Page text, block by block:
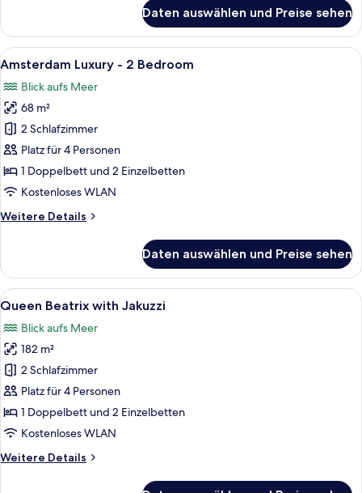
House
Dublex
Daten auswählen und Preise sehen
Alle
Fotos
für
Amsterdam
Luxury
-
2
Bedroom
Amsterdam Luxury - 2 Bedroom |
11
Amsterdam Luxury - 2 Bedroom
Blick aufs Meer
68 m²
2 Schlafzimmer
Platz für 4 Personen
1 Doppelbett und 2 Einzelbetten
Kostenloses WLAN
Weitere Details
Weitere
Luxury
2
Daten auswählen und Preise sehen
Alle
Fotos
für
Queen
Beatrix
with
Jakuzzi
anzeigen
Queen Beatrix with Jakuzzi |
15
Queen Beatrix with Jakuzzi
Blick aufs Meer
182 m²
2 Schlafzimmer
Platz für 4 Personen
1 Doppelbett und 2 Einzelbetten
Kostenloses WLAN
Weitere Details
Weitere